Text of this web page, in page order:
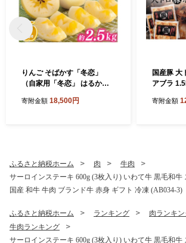
りんご そばかす「冬恋」
（自家用「冬恋」 はるかサ
寄附金額 18,500円
国産豚 大
アブラ
ぶら 菊脂
（DV068
寄附金額
ふるさと納税ホーム 肉
牛肉
サーロインステーキ 600g (3枚入り) いわて牛 黒毛和牛
国産 和牛 牛肉 ブランド牛 赤身 ギフト 冷凍 (AB034-3)
ふるさと納税ホーム ランキング
肉ランキ
牛肉ランキング
サーロインステーキ 600g (3枚入り) いわて牛 黒毛和牛